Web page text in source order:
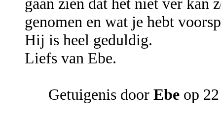
gaan zien dat het niet ver kan
genomen en wat je hebt
Hij is heel geduldig.
Liefs van Ebe.
Getuigenis door Ebe op